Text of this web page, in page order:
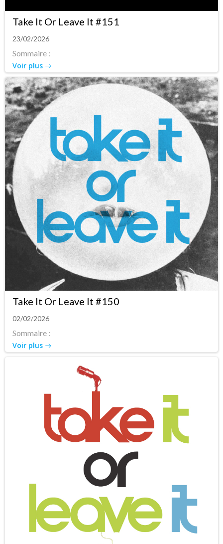
Take It Or Leave It #151
23/02/2026
Sommaire :
Voir plus
Take It Or Leave It #150
02/02/2026
Sommaire :
Voir plus